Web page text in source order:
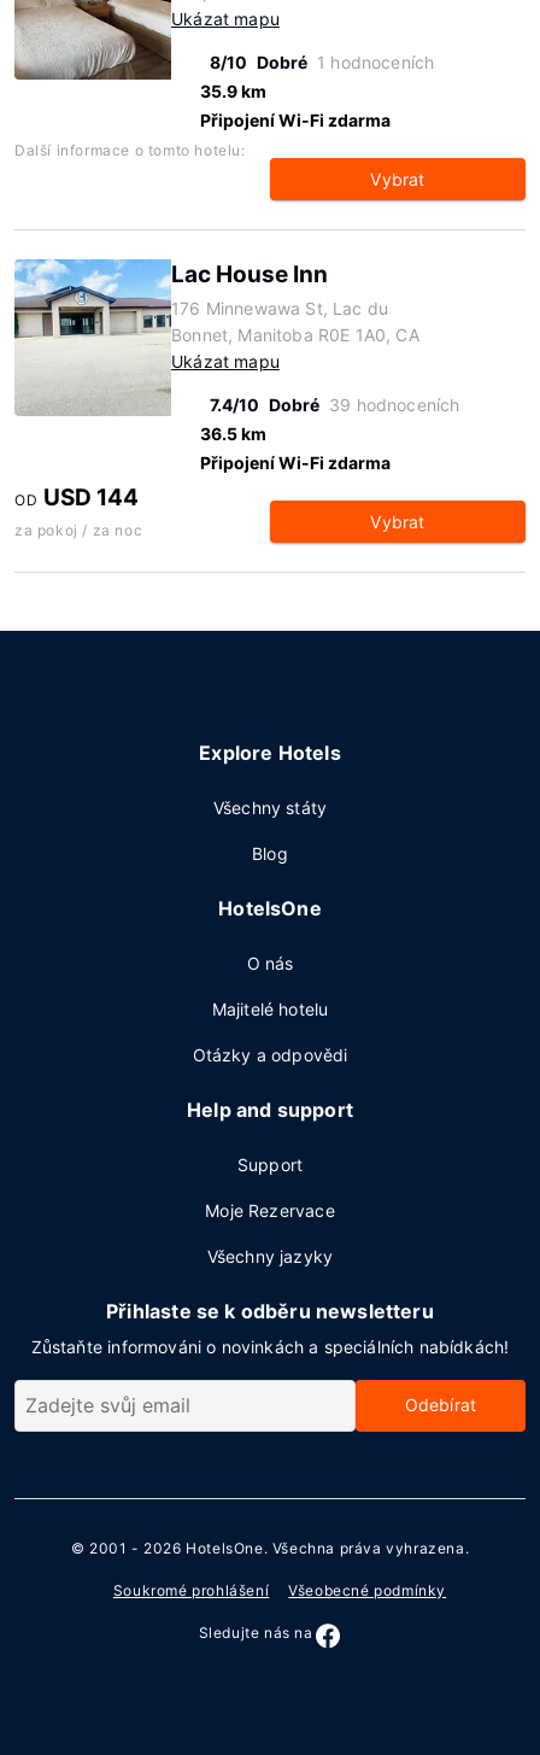
Ukázat mapu
8/10 Dobré 1 hodnoceních
35.9 km
Připojení Wi-Fi zdarma
Další informace o tomto hotelu:
Vybrat
Lac House Inn
176 Minnewawa St, Lac du
Bonnet, Manitoba R0E 1A0, CA
Ukázat mapu
7.4/10 Dobré 39 hodnoceních
36.5 km
Připojení Wi-Fi zdarma
OD USD 144
za pokoj / za noc Vybrat
Explore Hotels
Všechny státy
Blog
HotelsOne
O nás
Majitelé hotelu
Otázky a odpovědi
Help and support
Support
Moje Rezervace
Všechny jazyky
Přihlaste se k odběru newsletteru
Zůstaňte informováni o novinkách a speciálních nabídkách!
Odebírat
© 2001 - 2026 HotelsOne. Všechna práva vyhrazena.
Soukromé prohlášení Všeobecné podmínky
Sledujte nás na